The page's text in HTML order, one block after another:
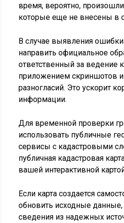
время, вероятно,
которые еще не внесены в
В случае выявления
направить официальное
ответственный за ведение
приложением скриншотов
разногласий. Это ускорит
информации.
Для временной проверки
использовать публичные
сервисы с кадастровыми
публичная кадастровая
вашей интерактивной
Если карта создается
обновить исходные
сведения из надежных